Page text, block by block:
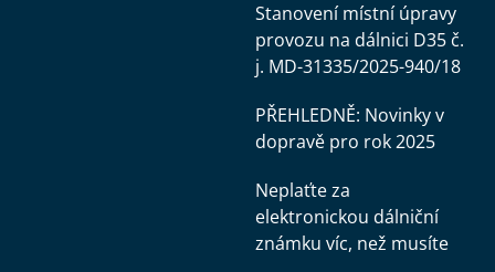
Stanovení místní úpravy
provozu na dálnici D35 č.
j. MD-31335/2025-940/18
PŘEHLEDNĚ: Novinky v
dopravě pro rok 2025
Neplaťte za
elektronickou dálniční
známku víc, než musíte